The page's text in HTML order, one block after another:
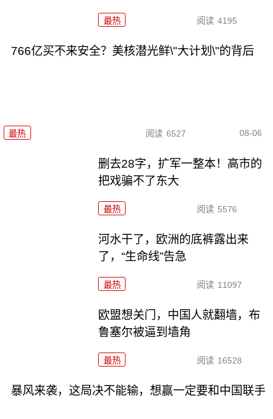
最热 阅读 4195
766亿买不来安全？美核潜光鲜\"大计划\"的背后
最热 阅读 6527 08-06
删去28字，扩军一整本！高市的
把戏骗不了东大
最热 阅读 5576
河水干了，欧洲的底裤露出来
了，“生命线”告急
最热 阅读 11097
欧盟想关门，中国人就翻墙，布
鲁塞尔被逼到墙角
最热 阅读 16528
暴风来袭，这局决不能输，想赢一定要和中国联手